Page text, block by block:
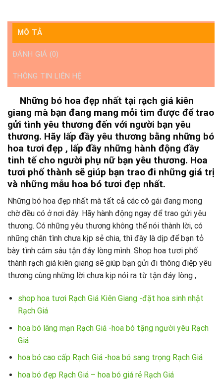
MÔ TẢ
ĐÁNH GIÁ (0)
THÔNG TIN LIÊN HỆ
Những bó hoa đẹp nhất tại rạch giá kiên
giang mà bạn đang mang mỏi tìm được để trao
gửi tình yêu thương đến với người bạn yêu
thương. Hãy lấp đầy yêu thương bằng những bó
hoa tươi đẹp , lấp đầy những hành động đầy
tinh tế cho người phụ nữ bạn yêu thương. Hoa
tươi phố thành sẽ giúp bạn trao đi những giá trị
và những mẫu hoa bó tươi đẹp nhất.
Những bó hoa đẹp nhất mà tất cả các cô gái đang mong
chờ đều có ở nơi đây. Hãy hành động ngay để trao gửi yêu
thương. Có những yêu thương không thể nói thành lời, có
những chân tình chưa kịp sẻ chia, thì đây là dịp để bạn tỏ
bày tình cảm sâu tận đáy lòng mình. Shop hoa tươi phố
thành rạch giá kiên giang sẽ giúp bạn gửi đi thông điệp yêu
thương cùng những lời chưa kịp nói ra từ tận đáy lòng ,
shop hoa tươi Rạch Giá Kiên Giang -đặt hoa sinh nhật
Rạch Giá
hoa bó lãng mạn Rạch Giá -hoa bó tặng người yêu Rạch
Giá
hoa bó cao cấp Rạch Giá -hoa bó sang trọng Rạch Giá
hoa bó đẹp Rạch Giá – hoa bó giá rẻ Rạch Giá